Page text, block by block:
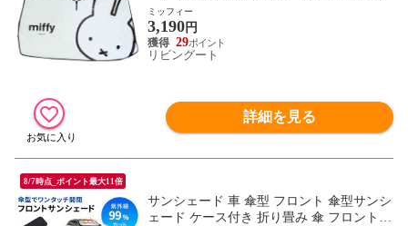
ェード 傘 車 フロント キャラクター かわ
いい カー用品 日よけ サンシェイド 自動車
傘型 吸盤不要 劣化軽減 日除け 車用品 コ
ンパクト 収納袋付き ） 【ミッフィー】
ミッフィー
3,190円
29
リビングート
詳細を見る
8/7時点_ポイント最大11倍
サンシェード 車 傘型 フロント 傘型サンシ
ェード ケース付き 折り畳み 傘 フロントガ